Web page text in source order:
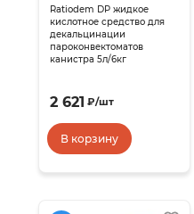
Ratiodem DP жидкое
кислотное средство для
декальцинации
пароконвектоматов
канистра 5л/6кг
2 621 ₽/шт
В корзину